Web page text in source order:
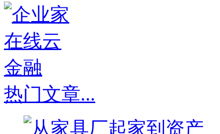
热门文章...